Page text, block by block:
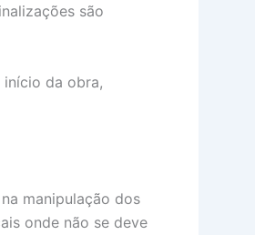
são
da obra,
manipulação dos
onde não se deve